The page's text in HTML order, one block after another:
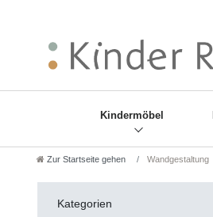
Kindermöbel
Zur Startseite gehen Wandgestaltung
Kategorien